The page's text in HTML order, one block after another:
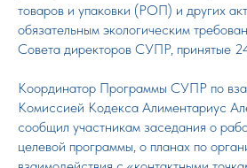
товаров и упаковки (РОП) и других
обязательным экологическим
Совета директоров СУПР, принятые
Координатор Программы СУПР по
Комиссией Кодекса Алиментариус
сообщил участникам заседания о
целевой программы, о планах по